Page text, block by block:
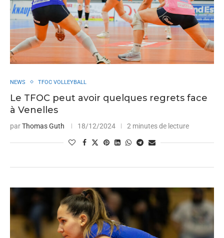
NEWS TFOC VOLLEYBALL
Le TFOC peut avoir quelques regrets face
à Venelles
parThomas Guth 18/12/2024 2 minutes de lecture